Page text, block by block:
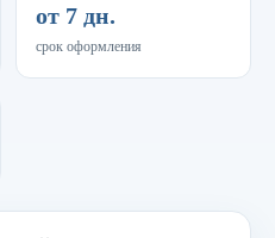
от 7 дн.
срок оформления